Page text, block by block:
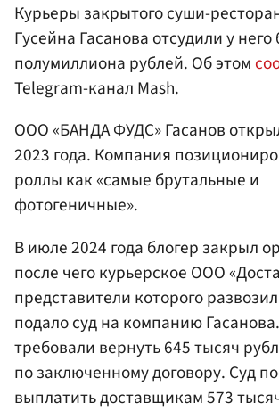
Курьеры закрытого суши-
ГусейнаГасановаотсудили у него
полумиллиона рублей. Об этом
Telegram-канал Mash.
ООО «БАНДА ФУДС» Гасанов
2023 года. Компания
роллы как «самые брутальные и
фотогеничные».
В июле 2024 года блогер закрыл
после чего курьерское ООО
представители которого
подало суд на компанию
требовали вернуть 645 тысяч
по заключенному договору. Суд
выплатить доставщикам 573